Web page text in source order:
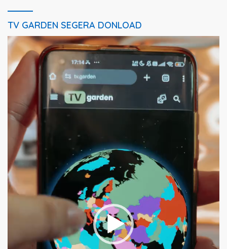
TV GARDEN SEGERA DONLOAD
Pemutar
Video